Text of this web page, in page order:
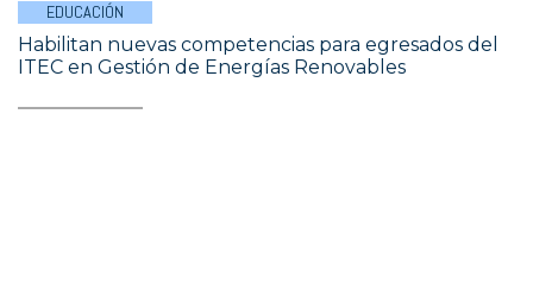
EDUCACIÓN
Habilitan nuevas competencias para egresados del
ITEC en Gestión de Energías Renovables